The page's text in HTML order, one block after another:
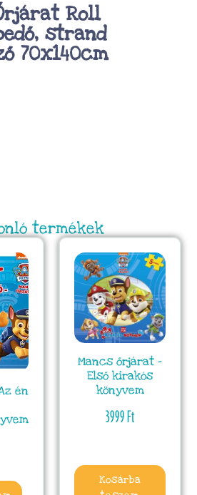
Roll
strand
70x140cm
termékek
én
Mancs őrjárat –
Első kirakós
könyvem
3999Ft
Kosárba